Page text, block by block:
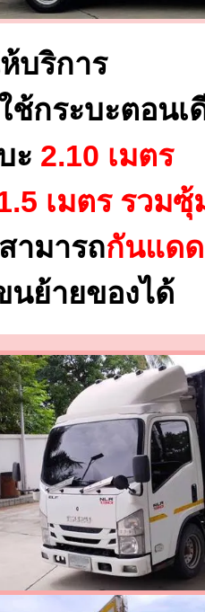
บริการ
ช้กระบะตอนเ
ะ 2.10 เมตร
เมตร รวมซุ้
สามารถกันแดด
ย้ายของได้